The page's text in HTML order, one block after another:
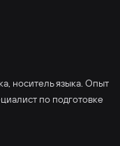
носитель языка. Опыт
по подготовке